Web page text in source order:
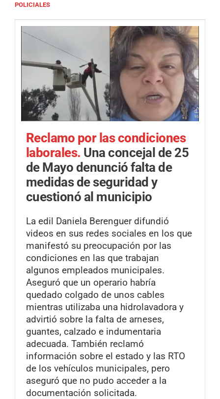
POLICIALES
Reclamo por las condiciones
laborales. Una concejal de 25
de Mayo denunció falta de
medidas de seguridad y
cuestionó al municipio
La edil Daniela Berenguer difundió
videos en sus redes sociales en los que
manifestó su preocupación por las
condiciones en las que trabajan
algunos empleados municipales.
Aseguró que un operario habría
quedado colgado de unos cables
mientras utilizaba una hidrolavadora y
advirtió sobre la falta de arneses,
guantes, calzado e indumentaria
adecuada. También reclamó
información sobre el estado y las RTO
de los vehículos municipales, pero
aseguró que no pudo acceder a la
documentación solicitada.